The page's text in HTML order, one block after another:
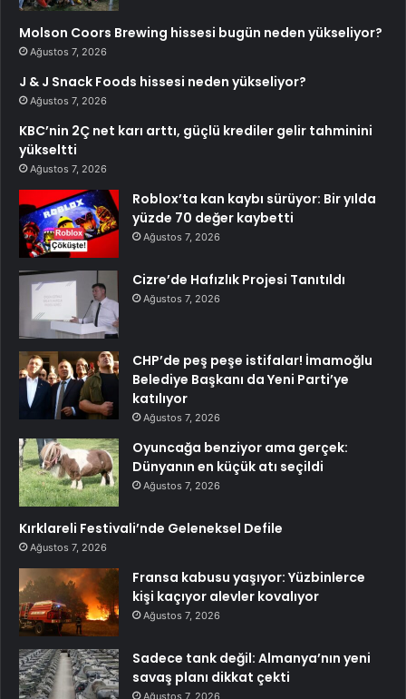
Molson Coors Brewing hissesi bugün neden yükseliyor?
Ağustos 7, 2026
J & J Snack Foods hissesi neden yükseliyor?
Ağustos 7, 2026
KBC’nin 2Ç net karı arttı, güçlü krediler gelir tahminini
yükseltti
Ağustos 7, 2026
Roblox’ta kan kaybı sürüyor: Bir yılda
yüzde 70 değer kaybetti
Ağustos 7, 2026
Cizre’de Hafızlık Projesi Tanıtıldı
Ağustos 7, 2026
CHP’de peş peşe istifalar! İmamoğlu
Belediye Başkanı da Yeni Parti’ye
katılıyor
Ağustos 7, 2026
Oyuncağa benziyor ama gerçek:
Dünyanın en küçük atı seçildi
Ağustos 7, 2026
Kırklareli Festivali’nde Geleneksel Defile
Ağustos 7, 2026
Fransa kabusu yaşıyor: Yüzbinlerce
kişi kaçıyor alevler kovalıyor
Ağustos 7, 2026
Sadece tank değil: Almanya’nın yeni
savaş planı dikkat çekti
Ağustos 7, 2026